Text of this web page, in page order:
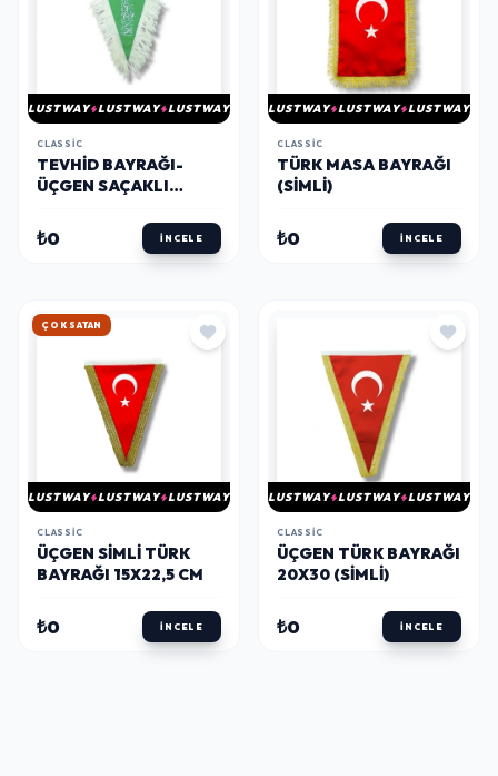
LUSTWAY LUSTWAY LUSTWAY
CLASSIC
TEVHID BAYRAĞI-
ÜÇGEN SAÇAKLI
₺0 İNCELE
LUSTWAY LUSTWAY LUSTWAY
CLASSIC
TÜRK MASA BAYRAĞI
(SIMLI)
₺0 İNCELE
HIZLI KARGO
LUSTWAY LUSTWAY LUSTWAY
CLASSIC
ÜÇGEN SIMLI TÜRK
BAYRAĞI 15X22,5 CM
₺0 İNCELE
LUSTWAY LUSTWAY LUSTWAY
CLASSIC
ÜÇGEN TÜRK BAYRAĞI
20X30 (SIMLI)
₺0 İNCELE